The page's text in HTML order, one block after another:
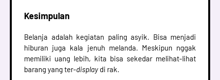
Kesimpulan
Belanja adalah kegiatan paling asyik. Bisa menjadi
hiburan juga kala jenuh melanda. Meskipun nggak
memiliki uang lebih, kita bisa sekedar melihat-lihat
barang yang ter-display di rak.